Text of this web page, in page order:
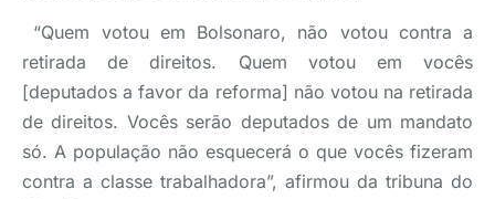
“Quem votou em Bolsonaro, não votou contra a
retirada de direitos. Quem votou em vocês
[deputados a favor da reforma] não votou na retirada
de direitos. Vocês serão deputados de um mandato
só. A população não esquecerá o que vocês fizeram
contra a classe trabalhadora”, afirmou da tribuna do